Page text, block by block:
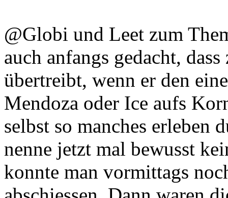
@Globi und Leet zum
auch anfangs gedacht,
übertreibt, wenn er den
Mendoza oder Ice aufs
selbst so manches erleben
nenne jetzt mal bewusst
konnte man vormittags